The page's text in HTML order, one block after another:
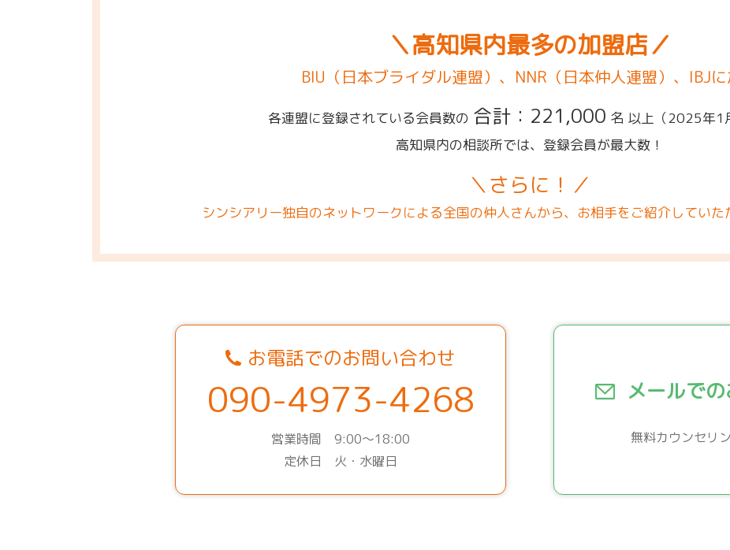
＼高知県内最多の加盟店／
BIU（日本ブライダル連盟）、NNR（日本仲人連盟）、IBJ
各連盟に登録されている会員数の 合計：221,000 名 以上 （2025年1
高知県内の相談所では、登録会員が最大数！
＼さらに！／
シンシアリー独自のネットワークによる全国の仲人さんから、お相手をご紹介していた
お電話でのお問い合わせ
090-4973-4268
営業時間 9:00～18:00
定休日 火・水曜日
メールで
無料カウンセリ